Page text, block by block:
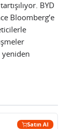
BYD
Bloomberg’e
Satın Al